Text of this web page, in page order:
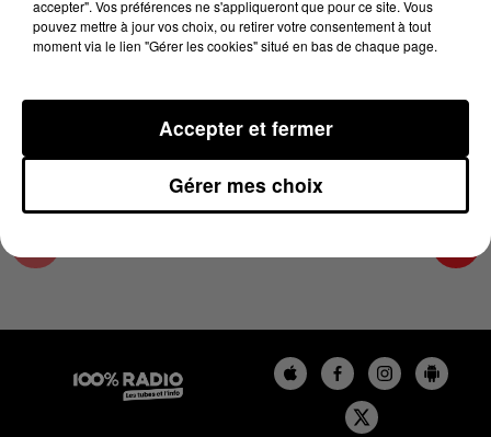
07H50
L'agenda de l'Ariege
accepter". Vos préférences ne s'appliqueront que pour ce site. Vous
pouvez mettre à jour vos choix, ou retirer votre consentement à tout
moment via le lien "Gérer les cookies" situé en bas de chaque page.
Gérer mes choix
Accepter et fermer